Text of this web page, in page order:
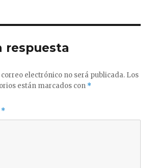
respuesta
electrónico no será publicada. Los
están marcados con *
*